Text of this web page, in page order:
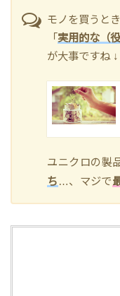
モノを買うと
「 実用的な（
が大事ですね ↓
ユニクロの製
ち …、マジで